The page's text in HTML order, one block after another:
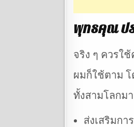
พุทธคุณ ป
จริง ๆ ควรใ
ผมก็ใช้ตาม
ทั้งสามโลกม
ส่งเสริมก